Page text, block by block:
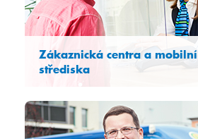
Zákaznická centra a mobilní
střediska
přístup k zákazníkům